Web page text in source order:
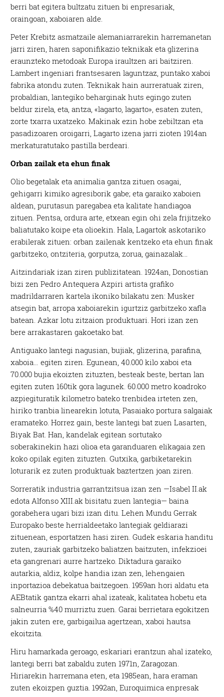
berri bat egitera bultzatu zituen bi enpresariak,
oraingoan, xaboiaren alde.
Peter Krebitz asmatzaile alemaniarrarekin harremanetan
jarri ziren, haren saponifikazio teknikak eta glizerina
eraunzteko metodoak Europa iraultzen ari baitziren.
Lambert ingeniari frantsesaren laguntzaz, puntako xaboi
fabrika atondu zuten. Teknikak hain aurreratuak ziren,
probaldian, lantegiko beharginak huts egingo zuten
beldur zirela, eta, antza, «lagarto, lagarto», esaten zuten,
zorte txarra uxatzeko. Makinak ezin hobe zebiltzan eta
pasadizoaren oroigarri, Lagarto izena jarri zioten 1914an
merkaturatutako pastilla berdeari.
Orban zailak eta ehun finak
Olio begetalak eta animalia gantza zituen osagai,
gehigarri kimiko agresiborik gabe; eta garaiko xaboien
aldean, purutasun paregabea eta kalitate handiagoa
zituen. Pentsa, ordura arte, etxean egin ohi zelafrijitzeko
baliatutako koipe eta olioekin.Hala, Lagartok askotariko
erabilerak zituen: orban zailenak kentzeko eta ehun finak
garbitzeko, ontziteria, gorputza, zorua, gainazalak…
Aitzindariak izan ziren publizitatean. 1924an, Donostian
bizi zen Pedro Antequera Azpiri artista grafiko
madrildarraren kartela ikoniko bilakatu zen: Musker
atsegin bat, arropa xaboiarekin igurtziz garbitzeko xafla
batean. Azkar lotu zitzaion produktuari. Hori izan zen
bere arrakastaren gakoetako bat.
Antiguako lantegi nagusian, bujiak, glizerina, parafina,
xaboia… egiten ziren. Egunean, 40.000 kilo xaboi eta
70.000 bujia ekoizten zituzten, besteak beste, bertan lan
egiten zuten 160tik gora lagunek. 60.000 metro koadroko
azpiegituratik kilometro bateko trenbidea irteten zen,
hiriko tranbia linearekin lotuta, Pasaiako portura salgaiak
eramateko. Horrez gain, beste lantegi bat zuen Lasarten,
Biyak Bat. Han, kandelak egitean sortutako
soberakinekin hazi olioa eta garanduaren elikagaia zen
koko opilak egiten zituzten. Gutxika, garbiketarekin
loturarik ez zuten produktuak baztertzen joan ziren.
Sorreratik industria garrantzitsua izan zen —Isabel II.ak
edota Alfonso XIII.ak bisitatu zuen lantegia— baina
gorabehera ugari bizi izan ditu. Lehen Mundu Gerrak
Europako beste herrialdeetako lantegiak geldiarazi
zituenean, esportatzen hasi ziren. Gudek eskaria handitu
zuten, zauriak garbitzeko baliatzen baitzuten, infekzioei
eta gangrenari aurre hartzeko. Diktadura garaiko
autarkia, aldiz, kolpe handia izan zen, lehengaien
inportazioa debekatua baitzegoen. 1959an hori aldatu eta
AEBtatik gantza ekarri ahal izateak, kalitatea hobetu eta
salneurria %40 murriztu zuen. Garai berrietara egokitzen
jakin zuten ere, garbigailua agertzean, xaboi hautsa
ekoitzita.
Hiru hamarkada geroago, eskariari erantzun ahal izateko,
lantegi berri bat zabaldu zuten 1971n, Zaragozan.
Hiriarekin harremana eten, eta 1985ean, hara eraman
zuten ekoizpen guztia. 1992an, Euroquimica enpresak